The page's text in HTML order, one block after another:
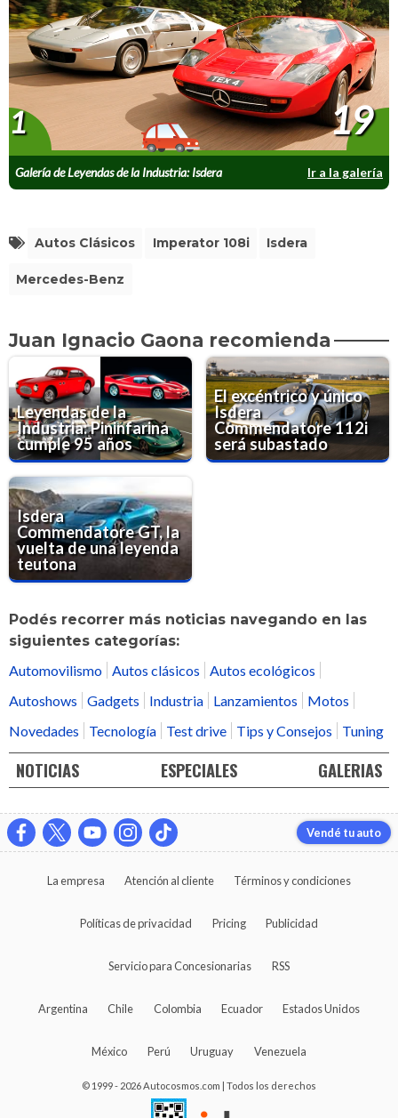
Galería de Leyendas de la Industria: Isdera
Imperator 108i
Ir a la galería
1 19
Autos Clásicos Imperator 108i Isdera
Mercedes-Benz
Juan Ignacio Gaona recomienda
Leyendas de la
Industria: Pininfarina
cumple 95 años
El excéntrico y único
Isdera
Commendatore 112i
será subastado
Isdera
Commendatore GT, la
vuelta de una leyenda
teutona
Podés recorrer más noticias navegando en las
siguientes categorías:
Automovilismo Autos clásicos
Autos ecológicos
Autoshows
Gadgets Industria Lanzamientos
Motos
Novedades
Tecnología Test drive Tips y Consejos Tuning
NOTICIAS ESPECIALES GALERIAS
Vendé tu auto
La empresa Atención al cliente Términos y condiciones
Políticas de privacidad Pricing Publicidad
Servicio para Concesionarias RSS
Argentina Chile Colombia Ecuador Estados Unidos
México Perú Uruguay Venezuela
© 1999 - 2026 Autocosmos.com | Todos los derechos